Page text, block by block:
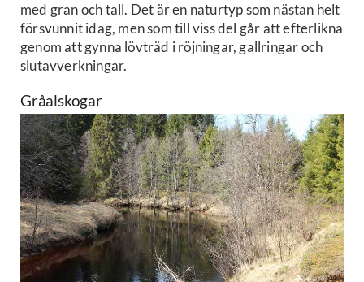
med gran och tall. Det är en naturtyp som nästan helt
försvunnit idag, men som till viss del går att efterlikna
genom att gynna lövträd i röjningar, gallringar och
slutavverkningar.
Gråalskogar